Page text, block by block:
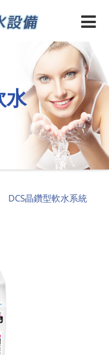
水
DCS晶鑽型軟水系統